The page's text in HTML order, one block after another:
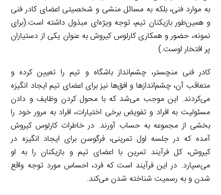
به موارد فنی، بلکه به مسائل منشی و شخصیتی اعضای کادر فنی
و همین‌طور بازیکنان تیم، توجه ویژه‌ای مبذول داشته است.(برای
نمونه، حضور و همکاری کارلوس کیروش به عنوان یکی از دستیاران
پر افتخار اوست.)
کادر فنی منچستر، چشم‌انداز باشگاه و تیم را تعیین کرده و
متعاقب آن، چشم‌اندازها و افق‌ها نیز برای اعضای تیم ایجاد انگیزه
می‌کردند. این موجب می‌شد که با محول کردن وظایف و دادن
مسئولیت به افراد و تفویض برخی اختیارات، افراد به مرور خود را
بخشی از مجموعه به حساب آورند. در خاطرات کارلوس کیروش
آمده که در جلسه اول تمرینی، فرگوسن برای ایجاد انگیزه در
کیروش، کل فرآیند تمرین با اعضای تیم و بازیکنان را به او
می‌سپارد. در این فرآیند است که فرد، احساس مورد توجه واقع
شدن و به رسمیت شناخته شدن می‌کند.